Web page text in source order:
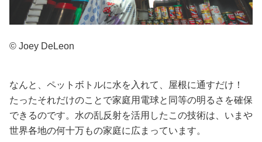
© Joey DeLeon
なんと、ペットボトルに水を入れて、屋根に通すだけ！
たったそれだけのことで家庭用電球と同等の明るさを確保
できるのです。水の乱反射を活用したこの技術は、いまや
世界各地の何十万もの家庭に広まっています。